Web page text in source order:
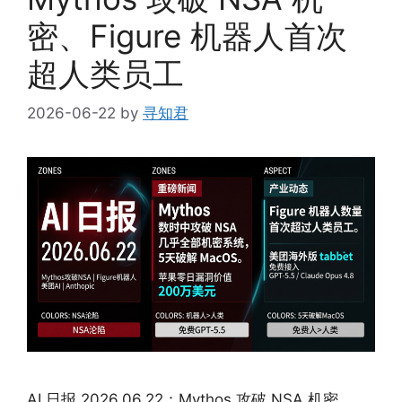
密、Figure 机器人首次
超人类员工
2026-06-22 by 寻知君